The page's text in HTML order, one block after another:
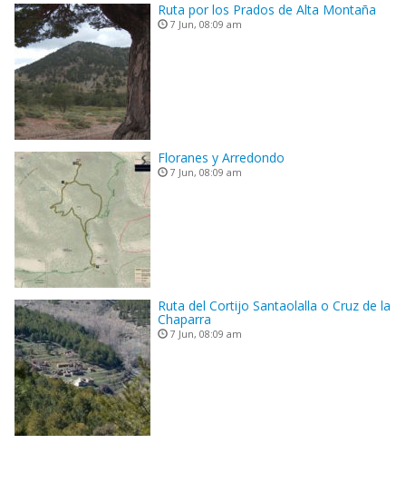
Ruta por los Prados de Alta Montaña
7 Jun, 08:09 am
Floranes y Arredondo
7 Jun, 08:09 am
Ruta del Cortijo Santaolalla o Cruz de la
Chaparra
7 Jun, 08:09 am